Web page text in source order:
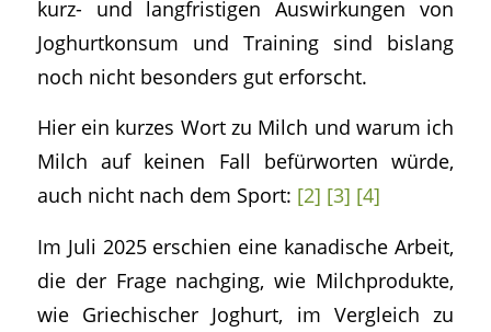
kurz- und langfristigen Auswirkungen von
Joghurtkonsum und Training sind bislang
noch nicht besonders gut erforscht.
Hier ein kurzes Wort zu Milch und warum ich
Milch auf keinen Fall befürworten würde,
auch nicht nach dem Sport: [2] [3] [4]
Im Juli 2025 erschien eine kanadische Arbeit,
die der Frage nachging, wie Milchprodukte,
wie Griechischer Joghurt, im Vergleich zu